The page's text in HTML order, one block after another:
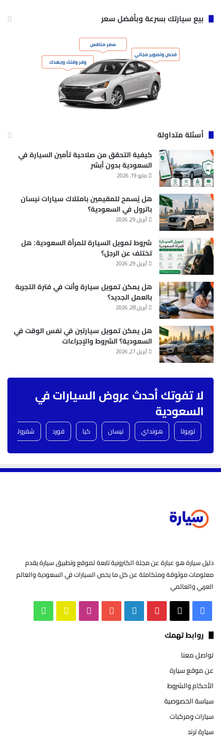
بيع سيارتك بسرعة وبأفضل سعر
أسئلة متداولة
كيفية التحقق من صلاحية تأمين السيارة في
السعودية بدون أبشر
مايو 19, 2026
هل يُسمح للمقيمين بامتلاك سيارات نيسان
باترول في السعودية؟
أبريل 29, 2026
شروط تمويل السيارة للمرأة السعودية: هل
تختلف عن الرجل؟
أبريل 29, 2026
هل يمكن تمويل سيارة وأنت في فترة التجربة
بالعمل الجديد؟
أبريل 28, 2026
هل يمكن تمويل سيارتين في نفس الوقت في
السعودية؟ الشروط والإجراءات
أبريل 27, 2026
لا تفوتك أحدث عروض السيارات في
السعودية
تويوتا هونداي نيسان كيا فورد شفروليه
دليل سيارة هو عبارة عن مجلة الكترونية تابعة لموقع وتطبيق سيارة يقدم
معلومات موثوقة ومتكاملة عن كل ما يخص السيارات في السعودية والعالم
العربي والعالمي
فيسبوك بينتيريست لينكدإن ‫YouTube انستقرام سناب
روابط تهمك
تواصل معنا
عن موقع سيارة
الأحكام والشروط
سياسة الخصوصية
سيارات ومركبات
سيارة ترند